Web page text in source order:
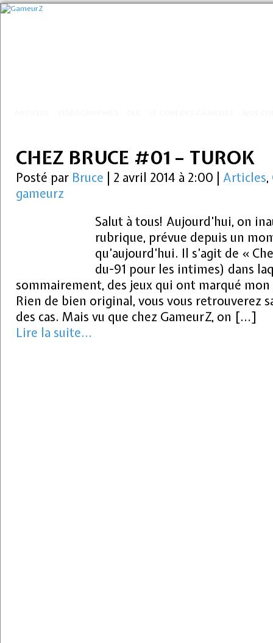
CHEZ BRUCE #01 – TUROK
Posté par Bruce 2 avril 2014 à 2:00 Articles,
gameurz
Salut à tous! Aujourd’hui, on
rubrique, prévue depuis un
qu’aujourd’hui. Il s’agit de «
du-91 pour les intimes) dans
sommairement, des jeux qui ont marqué
Rien de bien original, vous vous retrouverez
des cas. Mais vu que chez GameurZ, on […]
Lire la suite...